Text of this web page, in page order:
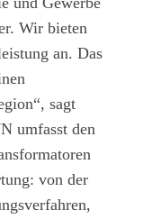
Wir bieten
an. Das
sagt
umfasst den
von der